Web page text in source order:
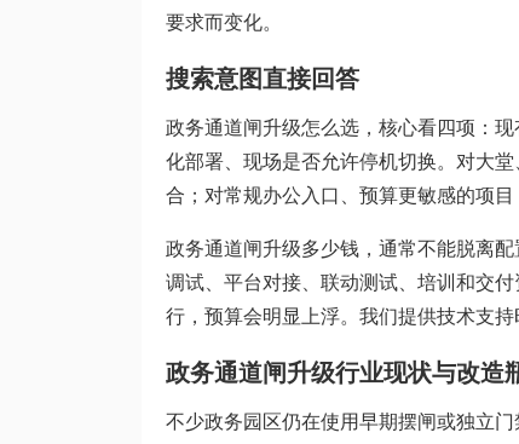
要求而变化。
搜索意图直接回答
政务通道闸升级怎么选，核心看四项：
化部署、现场是否允许停机切换。对大
合；对常规办公入口、预算更敏感的项目
政务通道闸升级多少钱，通常不能脱离
调试、平台对接、联动测试、培训和交
行，预算会明显上浮。我们提供技术支
政务通道闸升级行业现状与改造
不少政务园区仍在使用早期摆闸或独立